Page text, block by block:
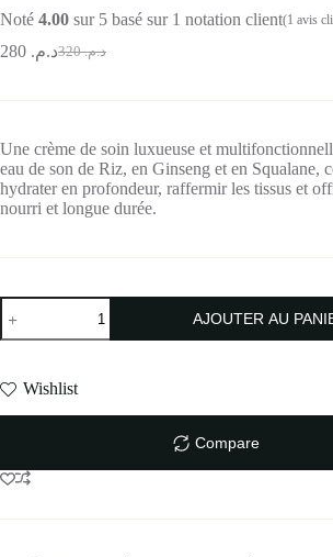
Noté 4.00 sur 5 basé sur 1 notation client(1 avis
د.م.320 د.م.
Une crème de soin luxueuse et
eau de son de Riz, en Ginseng et en Squalane,
hydrater en profondeur, raffermir les tissus et
nourri et longue durée.
AJOUTER AU
Wishlist
Compare